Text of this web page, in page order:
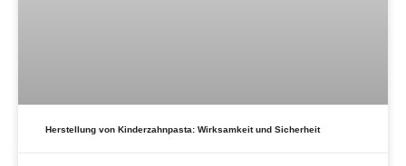
Herstellung von Kinderzahnpasta: Wirksamkeit und Sicherheit